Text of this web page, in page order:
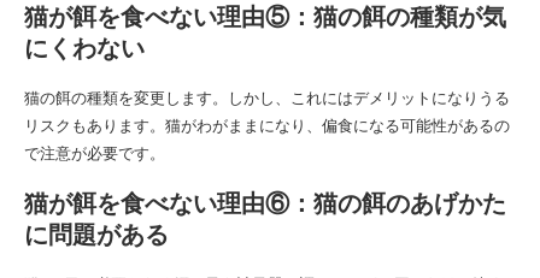
猫が餌を食べない理由⑤：猫の餌の種類が気
にくわない
猫の餌の種類を変更します。しかし、これにはデメリットになりうる
リスクもあります。猫がわがままになり、偏食になる可能性があるの
で注意が必要です。
猫が餌を食べない理由⑥：猫の餌のあげかた
に問題がある